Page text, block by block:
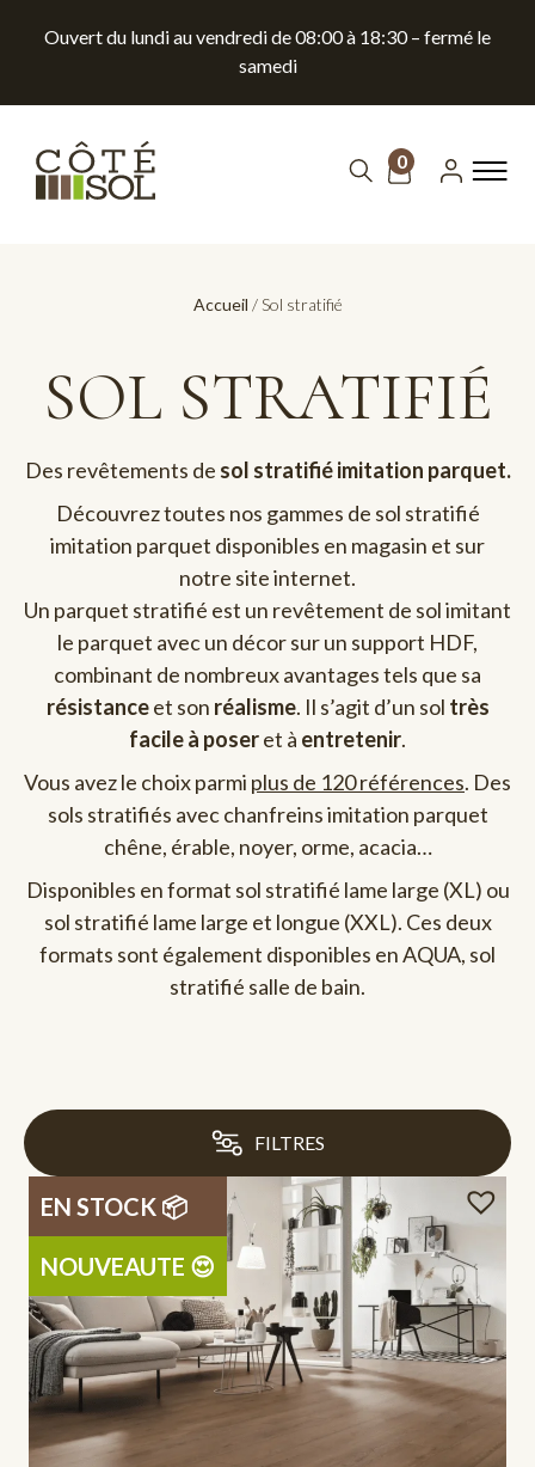
Ouvert du lundi au vendredi de 08:00 à 18:30 – fermé le
samedi
0
Accueil / Sol stratifié
SOL STRATIFIÉ
Des revêtements de sol stratifié imitation parquet.
Découvrez toutes nos gammes de sol stratifié
imitation parquet disponibles en magasin et sur
notre site internet.
Un parquet stratifié est un revêtement de sol imitant
le parquet avec un décor sur un support HDF,
combinant de nombreux avantages tels que sa
résistanceet son réalisme. Il s’agit d’un sol très
facile à poseret à entretenir.
Vous avez le choix parmi plus de 120 références. Des
sols stratifiés avec chanfreins imitation parquet
chêne, érable, noyer, orme, acacia…
Disponibles en format sol stratifié lame large (XL) ou
sol stratifié lame large et longue (XXL). Ces deux
formats sont également disponibles en AQUA, sol
stratifié salle de bain.
FILTRES
EN STOCK 📦
NOUVEAUTE 😍